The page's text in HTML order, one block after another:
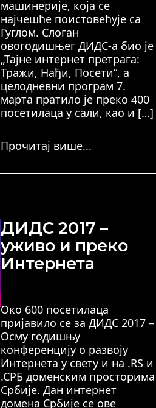
машинерије, која се
најчешће поистовећује са
Гуглом. Слоган
овогодишњег ДИДС-а био је
„Тајне интернет претрага:
Тражи, Нађи, Посети“, а
целодневни програм 7.
марта пратило је преко 400
посетилаца у сали, као и […]
Прочитај више...
ДИДС 2017 –
уживо и преко
Интернета
Око 600 посетилаца
пријавило се за ДИДС 2017 –
Осму годишњу
конференцију о развоју
Интернета у свету и на .RS и
.СРБ доменским просторима
Србије. Дан интернет
домена Србије се ове